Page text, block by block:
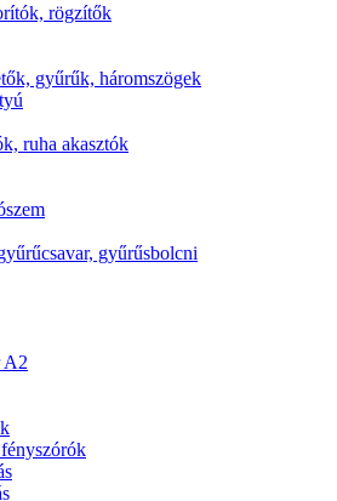
rögzítők
gyűrűk, háromszögek
ruha akasztók
gyűrűsbolcni
A2